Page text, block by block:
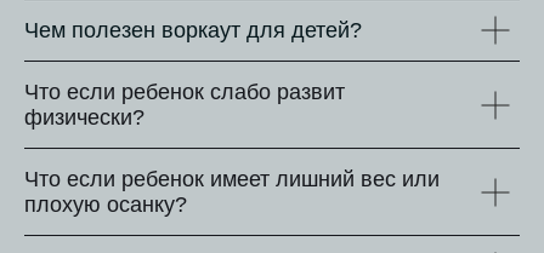
Чем полезен воркаут для детей?
Что если ребенок слабо развит
физически?
Что если ребенок имеет лишний вес или
плохую осанку?